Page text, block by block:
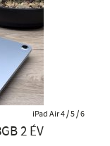
iPad Air 4 / 5 / 6
2 ÉV